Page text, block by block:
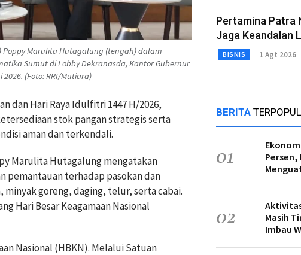
Poppy Marulita Hutagalung (tengah) dalam
Sumut di Lobby Dekranasda, Kantor Gubernur
(Foto: RRI/Mutiara)
dan Hari Raya Idulfitri 1447 H/2026,
stok pangan strategis serta
aman dan terkendali.
Marulita Hutagalung mengatakan
pemantauan terhadap pasokan dan
goreng, daging, telur, serta cabai.
Hari Besar Keagamaan Nasional
Nasional (HBKN). Melalui Satuan
Pertamina Patra
Jaga Keandalan
BISNIS 1 Agt 2026
BERITA
01
Persen,
02
Masih
Imbau